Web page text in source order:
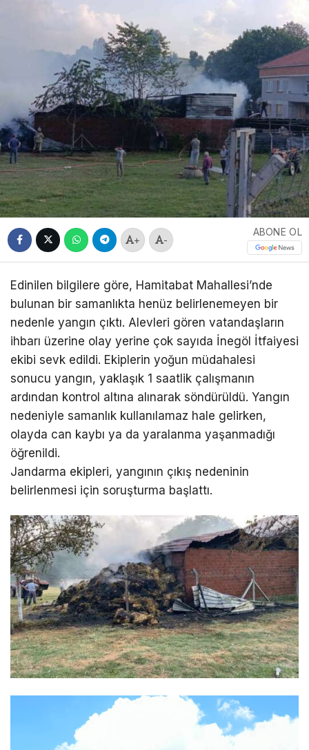
+ -
ABONE OL
Edinilen bilgilere göre, Hamitabat Mahallesi’nde
bulunan bir samanlıkta henüz belirlenemeyen bir
nedenle yangın çıktı. Alevleri gören vatandaşların
ihbarı üzerine olay yerine çok sayıda İnegöl İtfaiyesi
ekibi sevk edildi. Ekiplerin yoğun müdahalesi
sonucu yangın, yaklaşık 1 saatlik çalışmanın
ardından kontrol altına alınarak söndürüldü. Yangın
nedeniyle samanlık kullanılamaz hale gelirken,
olayda can kaybı ya da yaralanma yaşanmadığı
öğrenildi.
Jandarma ekipleri, yangının çıkış nedeninin
belirlenmesi için soruşturma başlattı.